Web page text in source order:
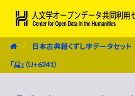
日本古典籍くずし字データセット
「扁」（U+6241）